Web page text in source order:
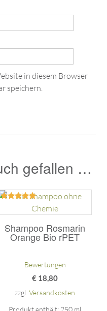
in diesem Browser
speichern.
gefallen …
Shampoo Rosmarin
Orange Bio rPET
von 5
Bewertungen
€ 18,80
zzgl.Versandkosten